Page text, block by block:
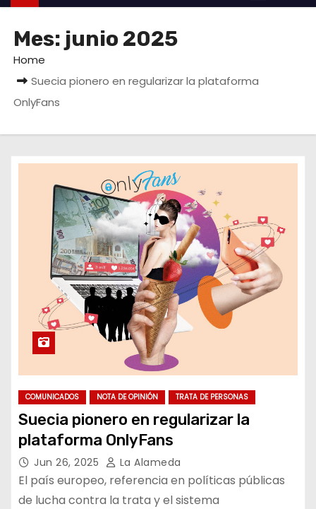
Mes: junio 2025
Home
Suecia pionero en regularizar la plataforma
OnlyFans
COMUNICADOS NOTA DE OPINIÓN TRATA DE PERSONAS
Suecia pionero en regularizar la
plataforma OnlyFans
Jun 26, 2025 La Alameda
El país europeo, referencia en políticas públicas
de lucha contra la trata y el sistema